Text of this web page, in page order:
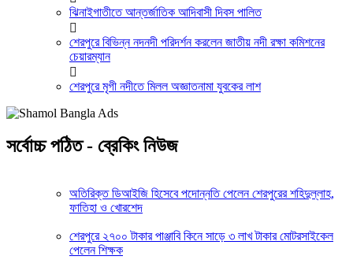
ঝিনাইগাতীতে আন্তর্জাতিক আদিবাসী দিবস পালিত
শেরপুরে বিভিন্ন নদনদী পরিদর্শন করলেন জাতীয় নদী রক্ষা কমিশনের
চেয়ারম্যান
শেরপুরে মৃগী নদীতে মিলল অজ্ঞাতনামা যুবকের লাশ
সর্বোচ্চ পঠিত - ব্রেকিং নিউজ
অতিরিক্ত ডিআইজি হিসেবে পদোন্নতি পেলেন শেরপুরের শহিদুল্লাহ,
ফাতিহা ও খোরশেদ
শেরপুরে ২৭০০ টাকার পাঞ্জাবি কিনে সাড়ে ৩ লাখ টাকার মোটরসাইকেল
পেলেন শিক্ষক